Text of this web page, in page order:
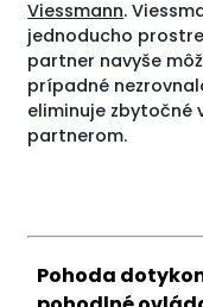
Viessmann.
jednoducho
partner navyše
prípadné
eliminuje zbytočné
partnerom.
Pohoda